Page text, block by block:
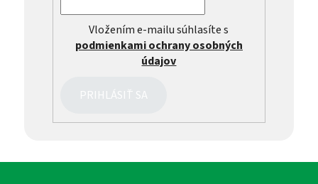
Vložením e-mailu súhlasíte s
podmienkami ochrany osobných
údajov
PRIHLÁSIŤ SA
Z